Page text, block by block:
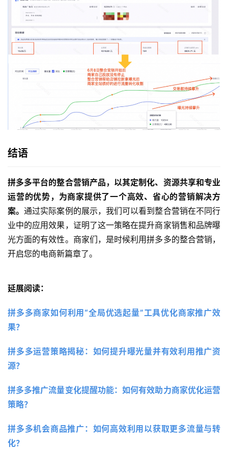
结语
拼多多平台的整合营销产品，以其定制化、资源共享和专业
运营的优势，为商家提供了一个高效、省心的营销解决方
案。通过实际案例的展示，我们可以看到整合营销在不同行
业中的应用效果，证明了这一策略在提升商家销售和品牌曝
光方面的有效性。商家们，是时候利用拼多多的整合营销，
开启您的电商新篇章了。
延展阅读：
拼多多商家如何利用“全局优选起量”工具优化商家推广效
果？
拼多多运营策略揭秘：如何提升曝光量并有效利用推广资
源？
拼多多推广流量变化提醒功能：如何有效助力商家优化运营
策略？
拼多多机会商品推广：如何高效利用以获取更多流量与转
化？